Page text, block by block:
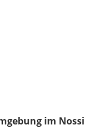
im Nossi